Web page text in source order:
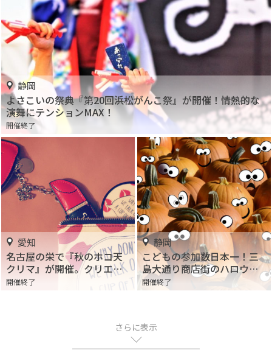
静岡
よさこいの祭典『第20回浜松がんこ祭』が開催！情熱的な
演舞にテンションMAX！
開催終了
愛知
名古屋の栄で『秋のホコ天
クリマ』が開催。クリエイ
ターの素敵な出会いを楽し
開催終了
静岡
こどもの参加数日本一！三
島大通り商店街のハロウィ
ンパレード
開催終了
さらに表示